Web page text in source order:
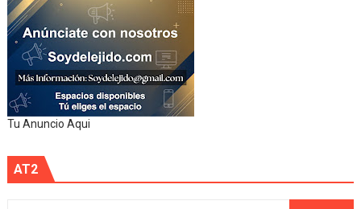
Tu Anuncio Aqui
AT2